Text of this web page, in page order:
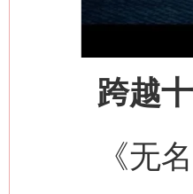
跨越十
《无名